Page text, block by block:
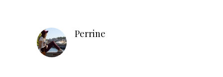
Perrine